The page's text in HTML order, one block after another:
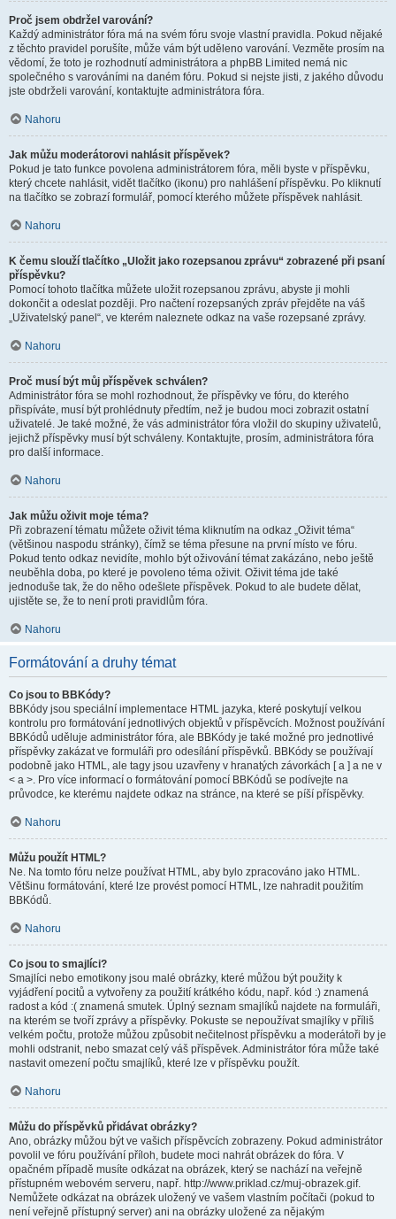
Proč jsem obdržel varování?
Každý administrátor fóra má na svém fóru svoje vlastní pravidla. Pokud nějaké
z těchto pravidel porušíte, může vám být uděleno varování. Vezměte prosím na
vědomí, že toto je rozhodnutí administrátora a phpBB Limited nemá nic
společného s varováními na daném fóru. Pokud si nejste jisti, z jakého důvodu
jste obdrželi varování, kontaktujte administrátora fóra.
Nahoru
Jak můžu moderátorovi nahlásit příspěvek?
Pokud je tato funkce povolena administrátorem fóra, měli byste v příspěvku,
který chcete nahlásit, vidět tlačítko (ikonu) pro nahlášení příspěvku. Po kliknutí
na tlačítko se zobrazí formulář, pomocí kterého můžete příspěvek nahlásit.
Nahoru
K čemu slouží tlačítko „Uložit jako rozepsanou zprávu“ zobrazené při psaní
příspěvku?
Pomocí tohoto tlačítka můžete uložit rozepsanou zprávu, abyste ji mohli
dokončit a odeslat později. Pro načtení rozepsaných zpráv přejděte na váš
„Uživatelský panel“, ve kterém naleznete odkaz na vaše rozepsané zprávy.
Nahoru
Proč musí být můj příspěvek schválen?
Administrátor fóra se mohl rozhodnout, že příspěvky ve fóru, do kterého
přispíváte, musí být prohlédnuty předtím, než je budou moci zobrazit ostatní
uživatelé. Je také možné, že vás administrátor fóra vložil do skupiny uživatelů,
jejichž příspěvky musí být schváleny. Kontaktujte, prosím, administrátora fóra
pro další informace.
Nahoru
Jak můžu oživit moje téma?
Při zobrazení tématu můžete oživit téma kliknutím na odkaz „Oživit téma“
(většinou naspodu stránky), čímž se téma přesune na první místo ve fóru.
Pokud tento odkaz nevidíte, mohlo být oživování témat zakázáno, nebo ještě
neuběhla doba, po které je povoleno téma oživit. Oživit téma jde také
jednoduše tak, že do něho odešlete příspěvek. Pokud to ale budete dělat,
ujistěte se, že to není proti pravidlům fóra.
Nahoru
Formátování a druhy témat
Co jsou to BBKódy?
BBKódy jsou speciální implementace HTML jazyka, které poskytují velkou
kontrolu pro formátování jednotlivých objektů v příspěvcích. Možnost používání
BBKódů uděluje administrátor fóra, ale BBKódy je také možné pro jednotlivé
příspěvky zakázat ve formuláři pro odesílání příspěvků. BBKódy se používají
podobně jako HTML, ale tagy jsou uzavřeny v hranatých závorkách [ a ] a ne v
< a >. Pro více informací o formátování pomocí BBKódů se podívejte na
průvodce, ke kterému najdete odkaz na stránce, na které se píší příspěvky.
Nahoru
Můžu použít HTML?
Ne. Na tomto fóru nelze používat HTML, aby bylo zpracováno jako HTML.
Většinu formátování, které lze provést pomocí HTML, lze nahradit použitím
BBKódů.
Nahoru
Co jsou to smajlíci?
Smajlíci nebo emotikony jsou malé obrázky, které můžou být použity k
vyjádření pocitů a vytvořeny za použití krátkého kódu, např. kód :) znamená
radost a kód :( znamená smutek. Úplný seznam smajlíků najdete na formuláři,
na kterém se tvoří zprávy a příspěvky. Pokuste se nepoužívat smajlíky v příliš
velkém počtu, protože můžou způsobit nečitelnost příspěvku a moderátoři by je
mohli odstranit, nebo smazat celý váš příspěvek. Administrátor fóra může také
nastavit omezení počtu smajlíků, které lze v příspěvku použít.
Nahoru
Můžu do příspěvků přidávat obrázky?
Ano, obrázky můžou být ve vašich příspěvcích zobrazeny. Pokud administrátor
povolil ve fóru používání příloh, budete moci nahrát obrázek do fóra. V
opačném případě musíte odkázat na obrázek, který se nachází na veřejně
přístupném webovém serveru, např. http://www.priklad.cz/muj-obrazek.gif.
Nemůžete odkázat na obrázek uložený ve vašem vlastním počítači (pokud to
není veřejně přístupný server) ani na obrázky uložené za nějakým